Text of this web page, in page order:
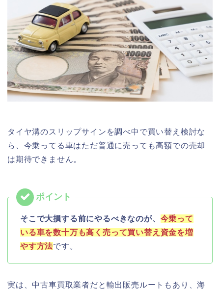
タイヤ溝のスリップサインを調べ中で買い替え検討な
ら、今乗ってる車はただ普通に売っても高額での売却
は期待できません。
そこで大損する前にやるべきなのが、 今乗って
いる車を数十万も高く売って買い替え資金を増
やす方法です。
実は、中古車買取業者だと輸出販売ルートもあり、海